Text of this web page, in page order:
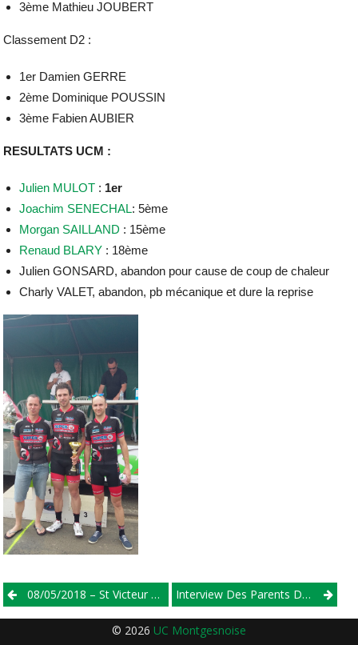
3ème Mathieu JOUBERT
Classement D2 :
1er Damien GERRE
2ème Dominique POUSSIN
3ème Fabien AUBIER
RESULTATS UCM :
Julien MULOT : 1er
Joachim SENECHAL: 5ème
Morgan SAILLAND : 15ème
Renaud BLARY : 18ème
Julien GONSARD, abandon pour cause de coup de chaleur
Charly VALET, abandon, pb mécanique et dure la reprise
Post
navigation
08/05/2018 – St Victeur – D3 / D4 Interview Des Parents Du Vainqueur De La Coupe De France De L’Américaine
© 2026 UC Montgesnoise